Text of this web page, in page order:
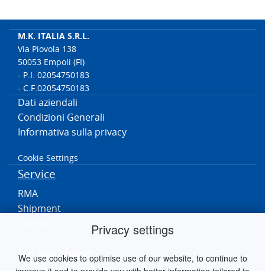
Privacy settings
We use cookies to optimise use of our website, to continue to
M.K. ITALIA S.R.L.
Via Piovola 138
50053 Empoli (FI)
- P.I. 02054750183
- C.F.02054750183
Dati aziendali
Condizioni Generali
Informativa sulla privacy
Cookie Settings
Service
RMA
Shipment
MK worldwide